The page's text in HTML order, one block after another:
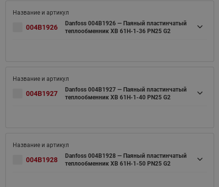
004B1926
Danfoss 004B1926 — Паяный пластинчатый
теплообменник XB 61H-1-36 PN25 G2
004B1927
Danfoss 004B1927 — Паяный пластинчатый
теплообменник XB 61H-1-40 PN25 G2
004B1928
Danfoss 004B1928 — Паяный пластинчатый
теплообменник XB 61H-1-50 PN25 G2